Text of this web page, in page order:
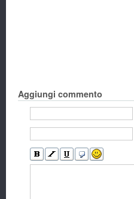
Aggiungi commento